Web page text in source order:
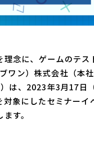
理念に、ゲームのテ
ワン）株式会社（本
は、2023年3月17日
象にしたセミナーイ
す。